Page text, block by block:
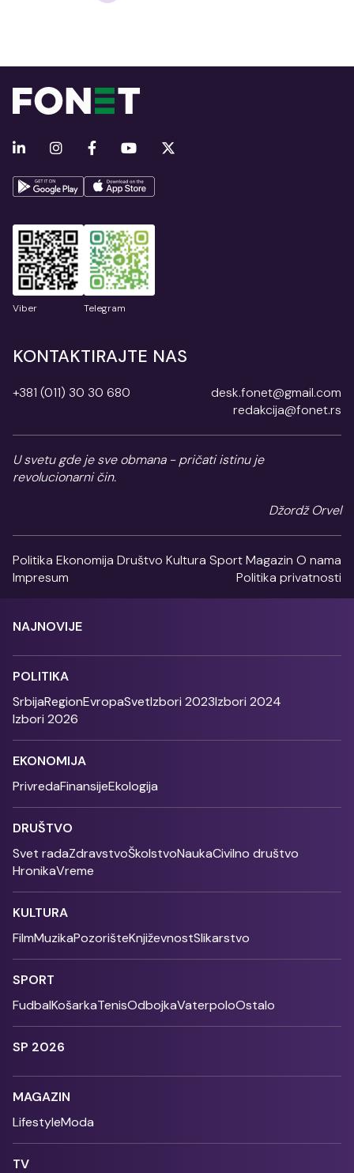
Viber Telegram
KONTAKTIRAJTE NAS
+381 (011) 30 30 680
desk.fonet@gmail.com
redakcija@fonet.rs
U svetu gde je sve obmana - pričati istinu je
revolucionarni čin.
Džordž Orvel
Politika Ekonomija Društvo Kultura SportMagazin O nama
Impresum
Politika privatnosti
NAJNOVIJE
POLITIKA
SrbijaRegionEvropaSvetIzbori 2023Izbori 2024
Izbori 2026
EKONOMIJA
PrivredaFinansijeEkologija
DRUŠTVO
Svet radaZdravstvoŠkolstvoNaukaCivilno društvo
HronikaVreme
KULTURA
FilmMuzikaPozorišteKnjiževnostSlikarstvo
SPORT
FudbalKošarkaTenisOdbojkaVaterpoloOstalo
SP 2026
MAGAZIN
LifestyleModa
TV